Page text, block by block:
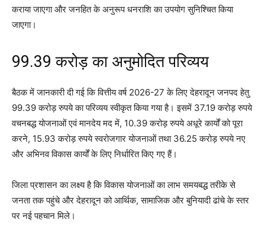
कराया जाएगा और जनहित के अनुरूप धनराशि का उपयोग सुनिश्चित किया
जाएगा।
99.39 करोड़ का अनुमोदित परिव्यय
बैठक में जानकारी दी गई कि वित्तीय वर्ष 2026-27 के लिए देहरादून जनपद हेतु
99.39 करोड़ रुपये का परिव्यय स्वीकृत किया गया है। इसमें 37.19 करोड़ रुपये
वचनबद्ध योजनाओं एवं मानदेय मद में, 10.39 करोड़ रुपये अधूरे कार्यों को पूरा
करने, 15.93 करोड़ रुपये स्वरोजगार योजनाओं तथा 36.25 करोड़ रुपये नए
और अभिनव विकास कार्यों के लिए निर्धारित किए गए हैं।
जिला प्रशासन का लक्ष्य है कि विकास योजनाओं का लाभ समयबद्ध तरीके से
जनता तक पहुंचे और देहरादून को आर्थिक, सामाजिक और बुनियादी ढांचे के स्तर
पर नई पहचान मिले।